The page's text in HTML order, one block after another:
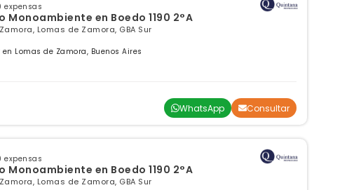
expensas
Monoambiente en Boedo 1190 2°A
Lomas de Zamora, GBA Sur
Lomas de Zamora, Buenos Aires
WhatsApp Consultar
expensas
Monoambiente en Boedo 1190 2°A
Lomas de Zamora, GBA Sur